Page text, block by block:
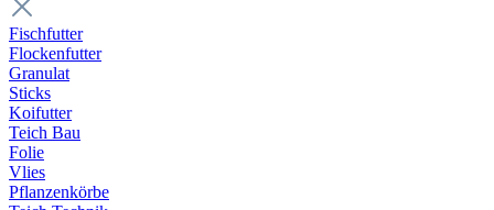
Fischfutter
Flockenfutter
Granulat
Sticks
Koifutter
Teich Bau
Folie
Vlies
Pflanzenkörbe